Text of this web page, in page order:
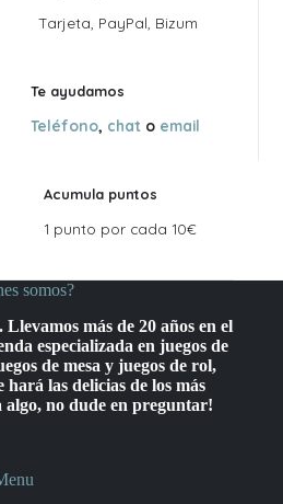
Tarjeta, PayPal, Bizum
Te ayudamos
Teléfono, chat o email
Acumula puntos
1 punto por cada 10€
somos?
más de 20 años en el
especializada en juegos de
de mesa y juegos de rol,
hará las delicias de los más
algo, no dude en preguntar!